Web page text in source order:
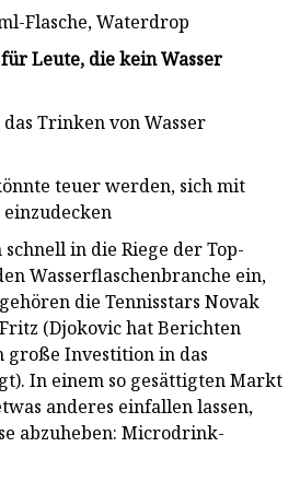
Flasche, Waterdrop
Leute, die kein Wasser
das Trinken von Wasser
teuer werden, sich mit
in die Riege der Top-
Wasserflaschenbranche ein,
die Tennisstars Novak
(Djokovic hat Berichten
große Investition in das
In einem so gesättigten Markt
anderes einfallen lassen,
abzuheben: Microdrink-